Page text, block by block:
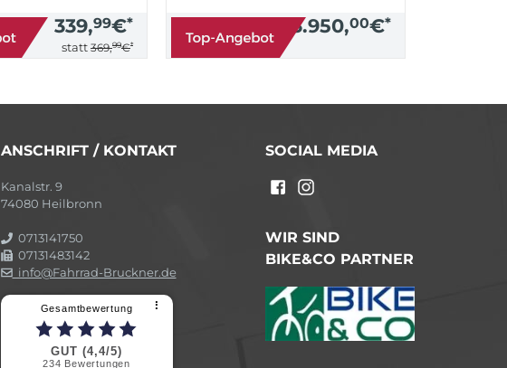
339,99€*
statt 369,99€*
3.950,00€*
ANSCHRIFT / KONTAKT
Kanalstr. 9
74080 Heilbronn
0713141750
07131483142
info@Fahrrad-Bruckner.de
Gesamtbewertung ⠇
GUT (4,4/5)
234 Bewertungen
SOCIAL MEDIA
WIR SIND
BIKE&CO PARTNER